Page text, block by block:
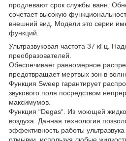
продлевают срок службы ванн.
сочетает высокую
внешний вид. Модели это серии
функций.
Ультразвуковая частота 37 кГц.
преобразователей.
Обеспечивает равномерное
предотвращает мертвых зон в
Функция Sweep гарантирует
звукового поля посредством
максимумов.
Функция “Degas“. Из моющей
воздуха. Данная технология
эффективность работы
отмывки, используя любые